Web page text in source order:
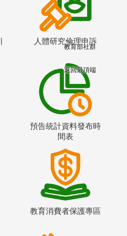
人體研究倫理申訴
預告統計資料發布時
間表
教育消費者保護專區
教育部社群
返回最頂端